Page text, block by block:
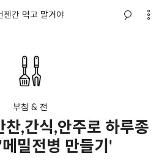
젠간 먹고 말거야
부침 & 전
찬,간식,안주로 하루종
밀전병 만들기'